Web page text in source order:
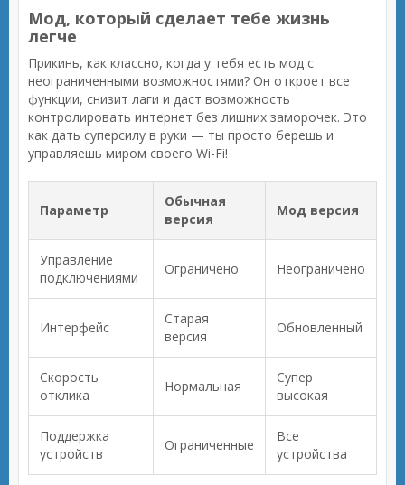
Мод, который сделает тебе жизнь
легче
Прикинь, как классно, когда у тебя есть мод с
неограниченными возможностями? Он откроет все
функции, снизит лаги и даст возможность
контролировать интернет без лишних заморочек. Это
как дать суперсилу в руки — ты просто берешь и
управляешь миром своего Wi-Fi!
Параметр
Обычная
версия
Мод версия
Управление
подключениями
Ограничено Неограничено
Интерфейс
Старая
версия
Обновленный
Скорость
отклика
Нормальная
Супер
высокая
Поддержка
устройств
Ограниченные
Все
устройства